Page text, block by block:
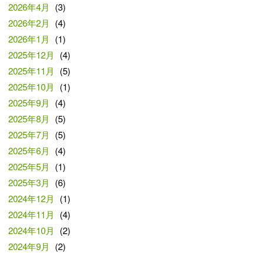
2026年4月
(3)
2026年2月
(4)
2026年1月
(1)
2025年12月
(4)
2025年11月
(5)
2025年10月
(1)
2025年9月
(4)
2025年8月
(5)
2025年7月
(5)
2025年6月
(4)
2025年5月
(1)
2025年3月
(6)
2024年12月
(1)
2024年11月
(4)
2024年10月
(2)
2024年9月
(2)